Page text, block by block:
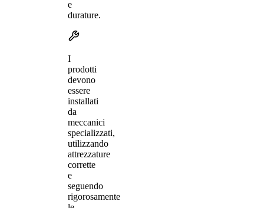
e
durature.
I
prodotti
devono
essere
installati
da
meccanici
specializzati,
utilizzando
attrezzature
corrette
e
seguendo
rigorosamente